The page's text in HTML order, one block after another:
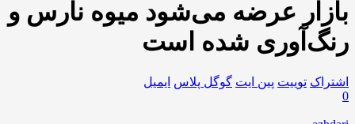
بازار عرضه می‌شود میوه نارس و
رنگ‌آوری شده است
اشتراک توییت پین ایت گوگل‌ پلاس ایمیل
0